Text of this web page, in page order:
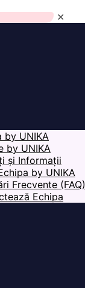
✕
by UNIKA
by UNIKA
și Informații
by UNIKA
Frecvente (FAQ)
Echipa